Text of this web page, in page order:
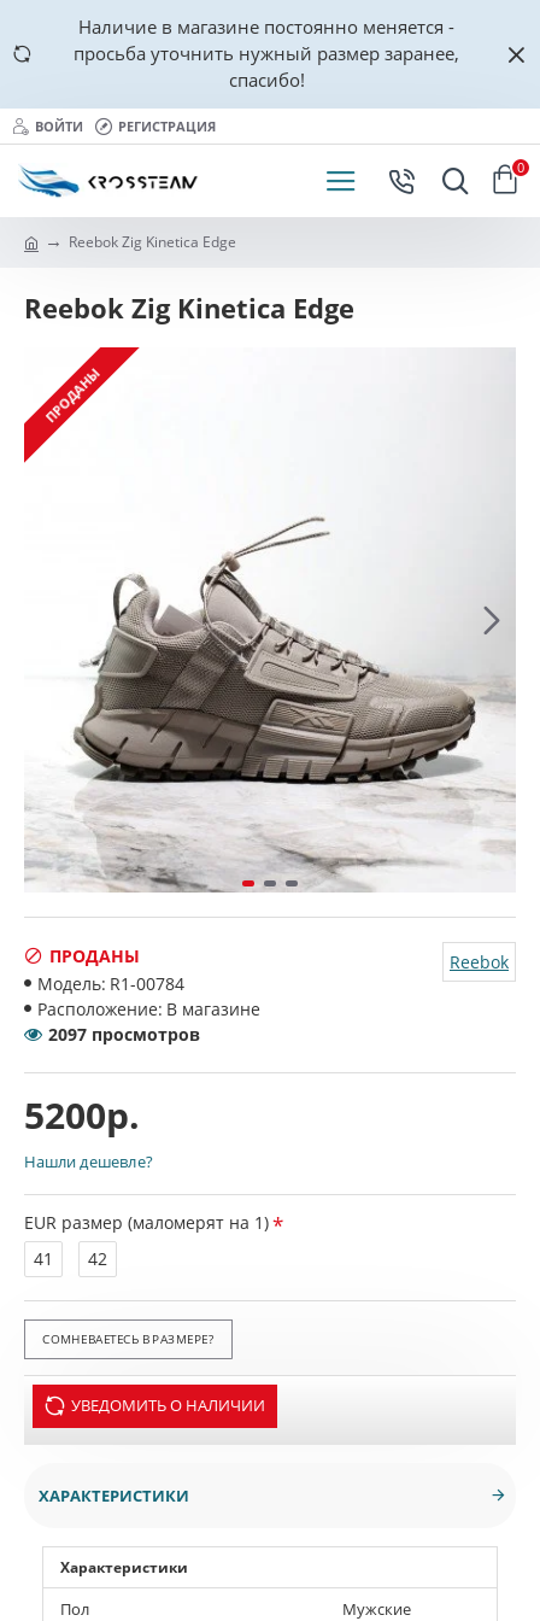
Наличие в магазине постоянно меняется -
просьба уточнить нужный размер заранее,
спасибо!
ВОЙТИ РЕГИСТРАЦИЯ
0
Reebok Zig Kinetica Edge
Reebok Zig Kinetica Edge
ПРОДАНЫ
5200р.
ПРОДАНЫ
Модель: R1-00784
Расположение: В магазине
Reebok
2097 просмотров
EUR размер (маломерят на 1)
41
42
УВЕДОМИТЬ О НАЛИЧИИ
Нашли дешевле?
ХАРАКТЕРИСТИКИ
Характеристики
Пол Мужские
СОМНЕВАЕТЕСЬ В РАЗМЕРЕ?